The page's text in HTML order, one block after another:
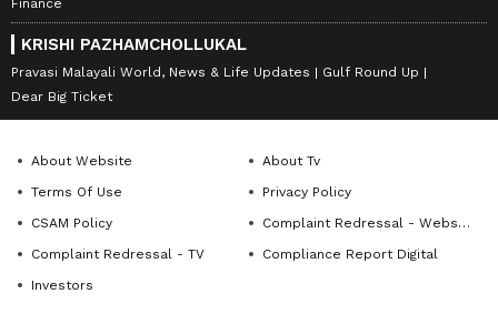
Finance
KRISHI PAZHAMCHOLLUKAL
Pravasi Malayali World, News & Life Updates
Gulf Round Up
Dear Big Ticket
About Website
About Tv
Terms Of Use
Privacy Policy
CSAM Policy
Complaint Redressal - Website
Complaint Redressal - TV
Compliance Report Digital
Investors